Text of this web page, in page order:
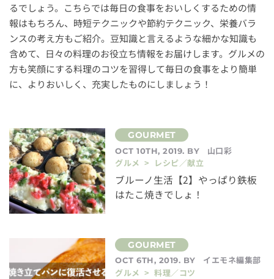
るでしょう。こちらでは毎日の食事をおいしくするための情
報はもちろん、時短テクニックや節約テクニック、栄養バラ
ンスの考え方もご紹介。豆知識と言えるような細かな知識も
含めて、日々の料理のお役立ち情報をお届けします。グルメの
方も笑顔にする料理のコツを習得して毎日の食事をより簡単
に、よりおいしく、充実したものにしましょう！
OCT 10TH, 2019. BY
山口彩
グルメ > レシピ／献立
ブルーノ生活【2】やっぱり鉄板
はたこ焼きでしょ！
OCT 6TH, 2019. BY
イエモネ編集部
グルメ > 料理／コツ